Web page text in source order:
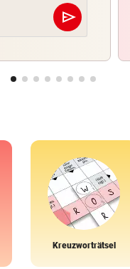
send
Abschicken
Kreuzworträtsel